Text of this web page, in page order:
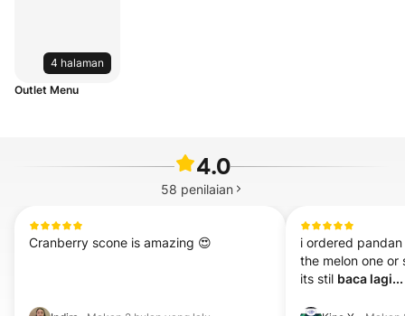
4 halaman
Outlet Menu
4.0
58 penilaian
Cranberry scone is amazing 😍
i ordered
the melon one or
its stil baca lagi...